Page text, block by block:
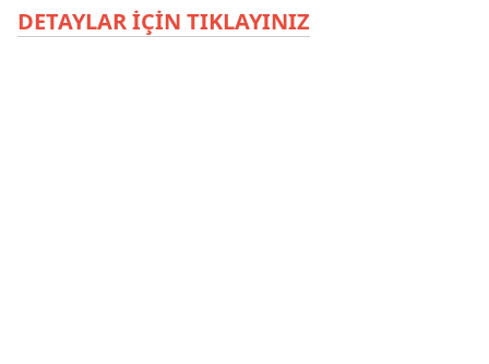
DETAYLAR İÇİN TIKLAYINIZ